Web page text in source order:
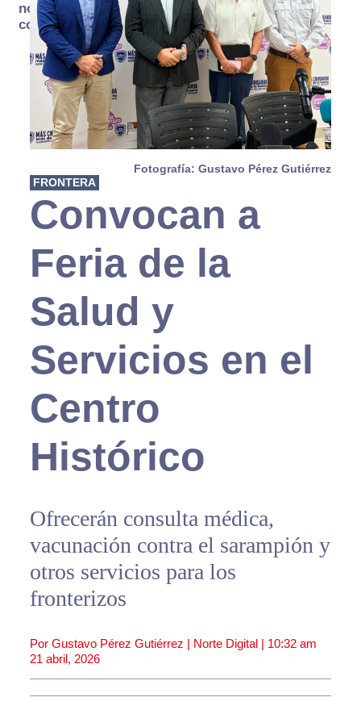
no se
consume
Fotografía: Gustavo Pérez Gutiérrez
FRONTERA
Convocan a
Feria de la
Salud y
Servicios en el
Centro
Histórico
Ofrecerán consulta médica,
vacunación contra el sarampión y
otros servicios para los
fronterizos
Por Gustavo Pérez Gutiérrez | Norte Digital | 10:32 am
21 abril, 2026